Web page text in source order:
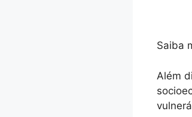
Saiba
Além